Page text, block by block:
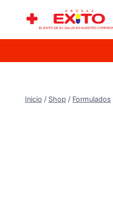
Inicio / Shop / Formulados